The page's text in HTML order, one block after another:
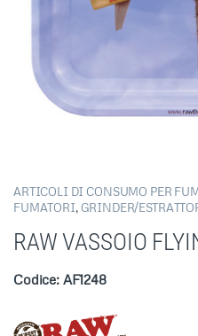
ARTICOLI DI CONSUMO PER
FUMATORI,GRINDER/
RAW VASSOIO
Codice: AF1248